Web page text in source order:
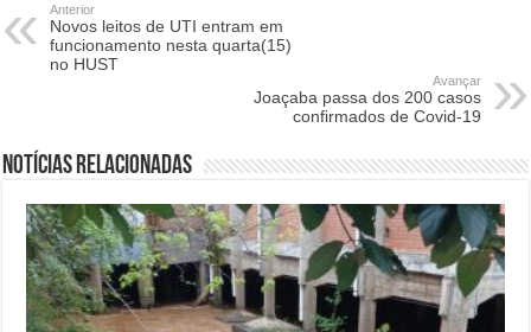
Anterior
Novos leitos de UTI entram em
funcionamento nesta quarta(15)
no HUST
Avançar
Joaçaba passa dos 200 casos
confirmados de Covid-19
Notícias relacionadas